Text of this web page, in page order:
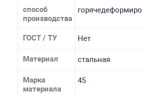
способ
производства
ГОСТ / ТУ Нет
Материал стальная
Марка
материала
45